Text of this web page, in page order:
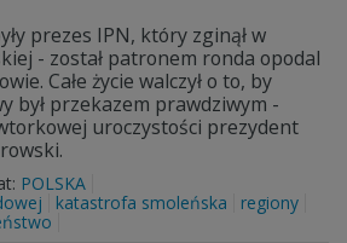
prezes IPN, który zginął w
- został patronem ronda opodal
Całe życie walczył o to, by
był przekazem prawdziwym -
uroczystości prezydent
POLSKA
katastrofa smoleńska
regiony